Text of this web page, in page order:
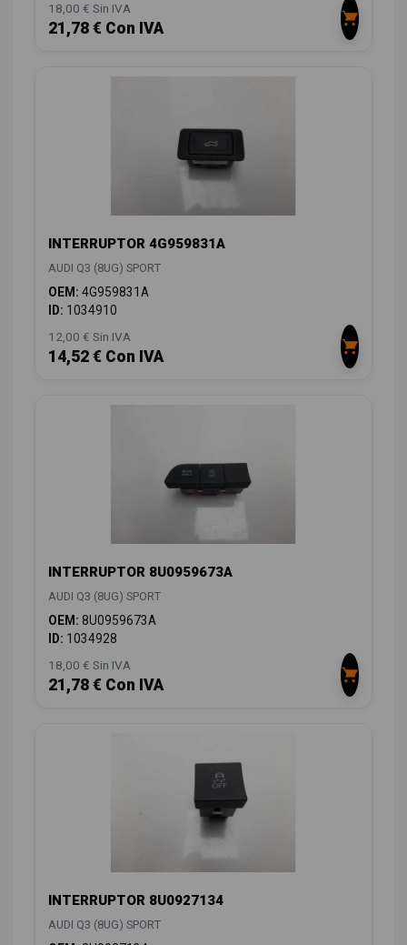
18,00 € Sin IVA
21,78 € Con IVA
INTERRUPTOR 4G959831A
AUDI Q3 (8UG) SPORT
OEM: 4G959831A
ID: 1034910
12,00 € Sin IVA
14,52 € Con IVA
INTERRUPTOR 8U0959673A
AUDI Q3 (8UG) SPORT
OEM: 8U0959673A
ID: 1034928
18,00 € Sin IVA
21,78 € Con IVA
INTERRUPTOR 8U0927134
AUDI Q3 (8UG) SPORT